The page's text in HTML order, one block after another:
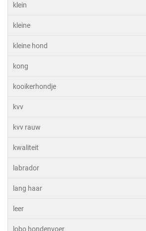
klein
kleine
kleine hond
kong
kooikerhondje
kvv
kvv rauw
kwaliteit
labrador
lang haar
leer
lobo hondenvoer